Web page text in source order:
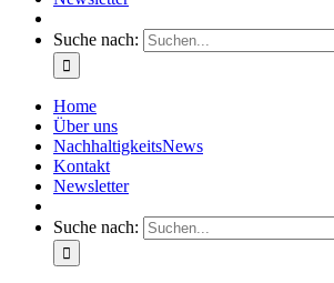
Suche nach:
Home
Über uns
NachhaltigkeitsNews
Kontakt
Newsletter
Suche nach: